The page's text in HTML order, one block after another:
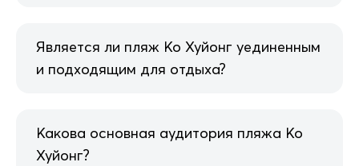
Является ли пляж Ко Хуйонг уединенным
и подходящим для отдыха?
Какова основная аудитория пляжа Ко
Хуйонг?